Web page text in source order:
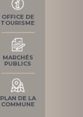
OFFICE DE
TOURISME
MARCHÉS
PUBLICS
PLAN DE LA
COMMUNE